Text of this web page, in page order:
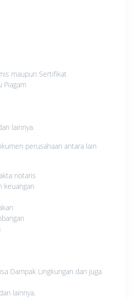
maupun Sertifikat
Piagam
lainnya.
perusahaan antara lain
notaris
keuangan
Dampak Lingkungan dan juga
lainnya.